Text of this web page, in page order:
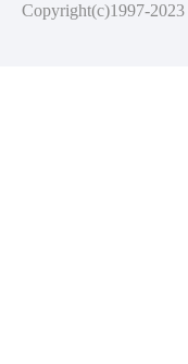
Copyright(c)1997-2023